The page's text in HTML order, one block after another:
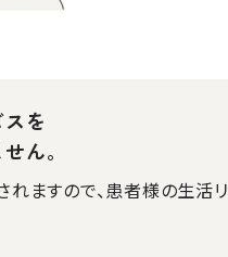
を
ん。
ますので、患者様の生